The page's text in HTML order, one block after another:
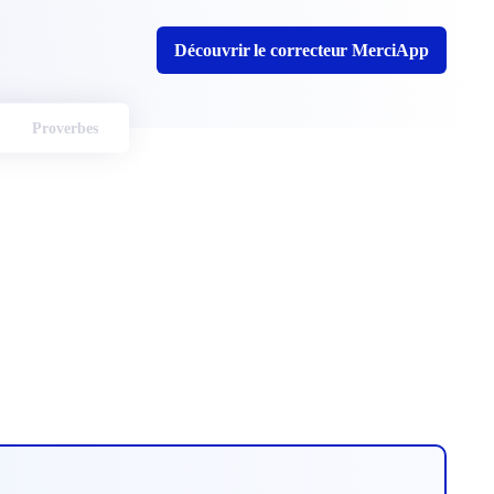
Découvrir le correcteur MerciApp
Proverbes